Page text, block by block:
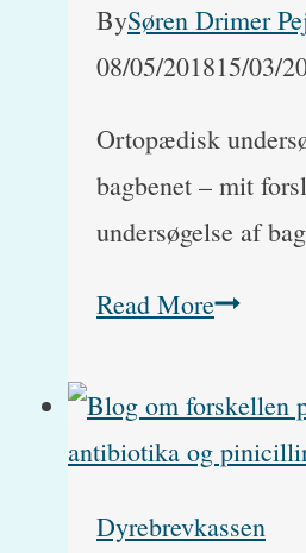
BySøren Drimer
08/05/201815/03/
Ortopædisk
bagbenet – mit
undersøgelse af
Read MoreHunden
på
Sådan
Dyrebrevkassen